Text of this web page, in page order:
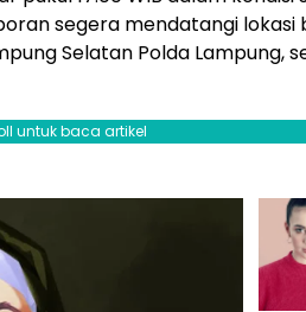
segera mendatangi
Selatan Polda Lampung,
untuk baca artikel